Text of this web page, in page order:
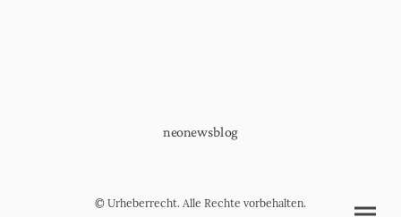
neonewsblog
© Urheberrecht. Alle Rechte vorbehalten.